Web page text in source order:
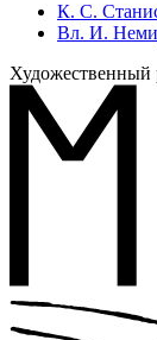
К. С.
Вл. И.
Художественный